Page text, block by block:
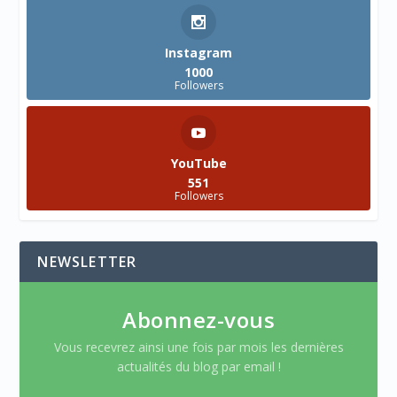
Instagram
1000
Followers
YouTube
551
Followers
NEWSLETTER
Abonnez-vous
Vous recevrez ainsi une fois par mois les dernières
actualités du blog par email !